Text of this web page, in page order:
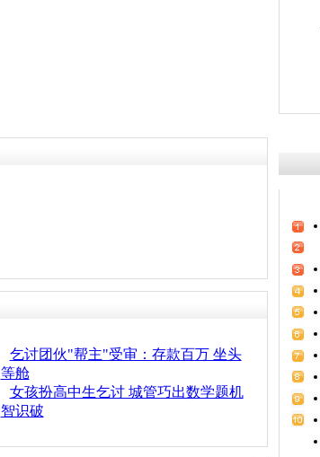
乞讨团伙"帮主"受审：存款百万 坐头
等舱
女孩扮高中生乞讨 城管巧出数学题机
智识破